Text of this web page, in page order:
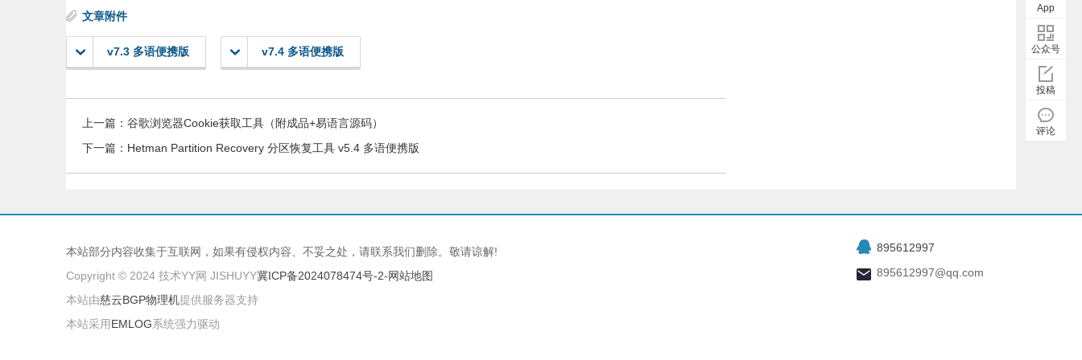
文章附件
v7.3 多语便携版 v7.4 多语便携版
上一篇： 谷歌浏览器Cookie获取工具（附成品+易语言源码）
下一篇： Hetman Partition Recovery 分区恢复工具 v5.4 多语便携版
本站部分内容收集于互联网，如果有侵权内容、不妥之处，请联系我们删除。敬请谅解!
Copyright © 2024 技术YY网 JISHUYY冀ICP备2024078474号-2-网站地图
本站由慈云BGP物理机提供服务器支持
本站采用EMLOG系统强力驱动
895612997
895612997@qq.com
App
公众号
投稿
评论